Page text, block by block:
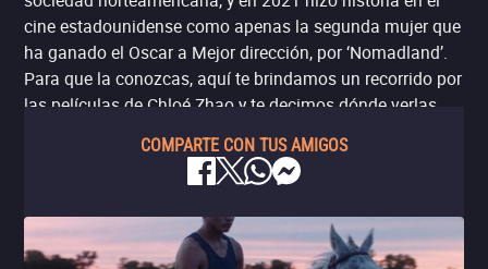
cine estadounidense como apenas la segunda mujer que
ha ganado el Oscar a Mejor dirección, por ‘Nomadland’.
Para que la conozcas, aquí te brindamos un recorrido por
las películas de Chloé Zhao y te decimos dónde verlas.
COMPARTE CON TUS AMIGOS